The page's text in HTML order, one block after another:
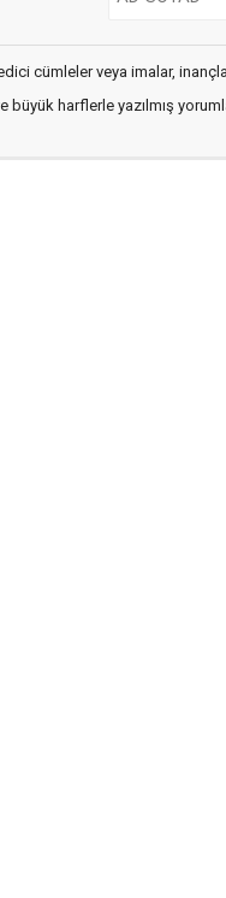
cümleler veya imalar,
büyük harflerle yazılmış